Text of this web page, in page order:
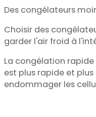
Des congélateurs
Choisir des
garder l'air froid à
La congélation
est plus rapide et
endommager les